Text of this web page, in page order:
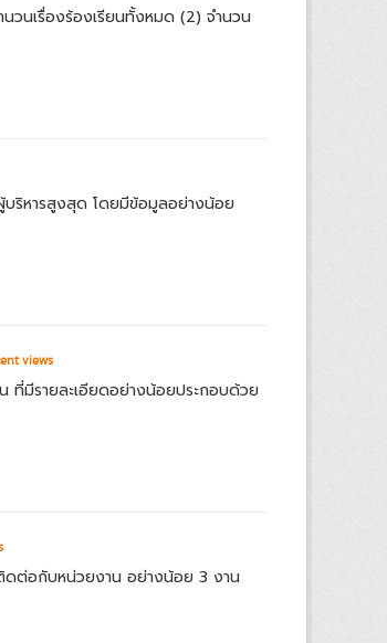
วนเรื่องร้องเรียนทั้งหมด (2) จำนวน
ริหารสูงสุด โดยมีข้อมูลอย่างน้อย
views
ที่มีรายละเอียดอย่างน้อยประกอบด้วย
ดต่อกับหน่วยงาน อย่างน้อย 3 งาน